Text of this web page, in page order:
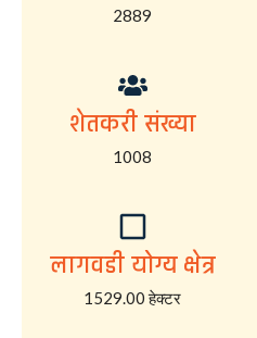
2889
शेतकरी संख्या
1008
लागवडी योग्य क्षेत्र
1529.00 हेक्टर